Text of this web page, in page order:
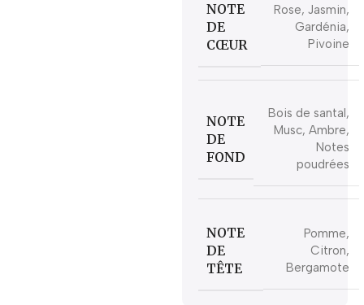
NOTE
DE
CŒUR
Rose, Jasmin,
Gardénia,
Pivoine
NOTE
DE
FOND
Bois de santal,
Musc, Ambre,
Notes
poudrées
NOTE
DE
TÊTE
Pomme,
Citron,
Bergamote